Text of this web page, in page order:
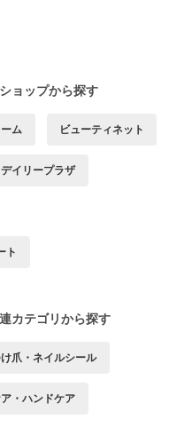
ョップから探す
ム ビューティネット
デイリープラザ
ト
カテゴリから探す
爪・ネイルシール
・ハンドケア